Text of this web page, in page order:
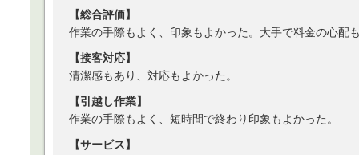
【総合評価】
作業の手際もよく、印象もよかった。大手で料金の心配
【接客対応】
清潔感もあり、対応もよかった。
【引越し作業】
作業の手際もよく、短時間で終わり印象もよかった。
【サービス】